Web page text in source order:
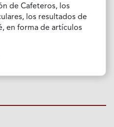
de Cafeteros, los
los resultados de
en forma de artículos